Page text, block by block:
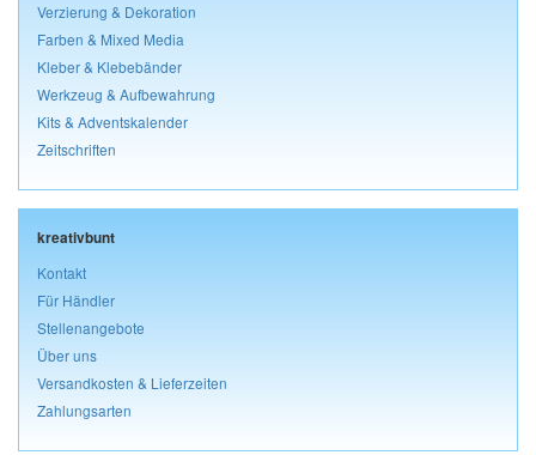
Verzierung & Dekoration
Farben & Mixed Media
Kleber & Klebebänder
Werkzeug & Aufbewahrung
Kits & Adventskalender
Zeitschriften
kreativbunt
Kontakt
Für Händler
Stellenangebote
Über uns
Versandkosten & Lieferzeiten
Zahlungsarten